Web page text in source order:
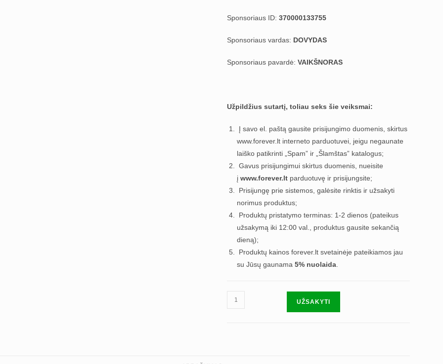
Sponsoriaus ID:370000133755
Sponsoriaus vardas: DOVYDAS
Sponsoriaus pavardė:VAIKŠNORAS
Užpildžius sutartį, toliau seks šie veiksmai:
Į savo el. paštą gausite prisijungimo duomenis, skirtus
www.forever.lt interneto parduotuvei, jeigu negaunate
laiško patikrinti „Spam” ir „Šlamštas” katalogus;
Gavus prisijungimui skirtus duomenis, nueisite
įwww.forever.lt parduotuvę ir prisijungsite;
Prisijungę prie sistemos, galėsite rinktis ir užsakyti
norimus produktus;
Produktų pristatymo terminas: 1-2 dienos (pateikus
užsakymą iki 12:00 val., produktus gausite sekančią
dieną);
Produktų kainos forever.lt svetainėje pateikiamos jau
su Jūsų gaunama5% nuolaida
produkto
kiekis:
UŽSAKYTI